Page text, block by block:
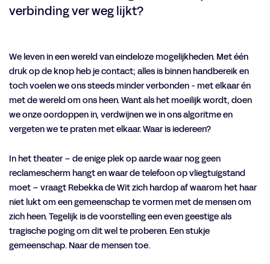
verbinding ver weg lijkt?
We leven in een wereld van eindeloze mogelijkheden. Met één
druk op de knop heb je contact; alles is binnen handbereik en
toch voelen we ons steeds minder verbonden - met elkaar én
met de wereld om ons heen. Want als het moeilijk wordt, doen
we onze oordoppen in, verdwijnen we in ons algoritme en
vergeten we te praten met elkaar. Waar is iedereen?
In het theater – de enige plek op aarde waar nog geen
reclamescherm hangt en waar de telefoon op vliegtuigstand
moet – vraagt Rebekka de Wit zich hardop af waarom het haar
niet lukt om een gemeenschap te vormen met de mensen om
zich heen. Tegelijk is de voorstelling een even geestige als
tragische poging om dit wel te proberen. Een stukje
gemeenschap. Naar de mensen toe.